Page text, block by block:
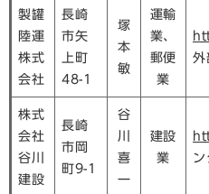
製罐
陸運
株式
会社
長崎
市矢
上町
48-1
塚
本
敏
運輸
業、
郵便
業
外
株式
会社
谷川
建設
長崎
市岡
町9-1
谷
川
喜
一
建設
業
ン